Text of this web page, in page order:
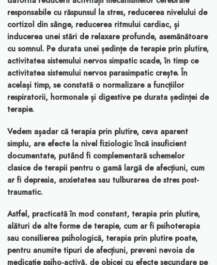
responsabile cu răspunsul la stres, reducerea nivelului de
cortizol din sânge, reducerea ritmului cardiac, și
inducerea unei stări de relaxare profunde, asemănătoare
cu somnul. Pe durata unei ședințe de terapie prin plutire,
activitatea sistemului nervos simpatic scade, în timp ce
activitatea sistemului nervos parasimpatic crește. În
același timp, se constată o normalizare a funcțiilor
respiratorii, hormonale și digestive pe durata ședinței de
terapie.
Vedem așadar că terapia prin plutire, ceva aparent
simplu, are efecte la nivel fiziologic încă insuficient
documentate, putând fi complementară schemelor
clasice de terapii pentru o gamă largă de afecțiuni, cum
ar fi depresia, anxietatea sau tulburarea de stres post-
traumatic.
Astfel, practicată în mod constant, terapia prin plutire,
alături de alte forme de terapie, cum ar fi psihoterapia
sau consilierea psihologică, terapia prin plutire poate,
pentru anumite tipuri de afecțiuni, preveni nevoia de
medicație psiho-activă, de obicei cu efecte secundare pe